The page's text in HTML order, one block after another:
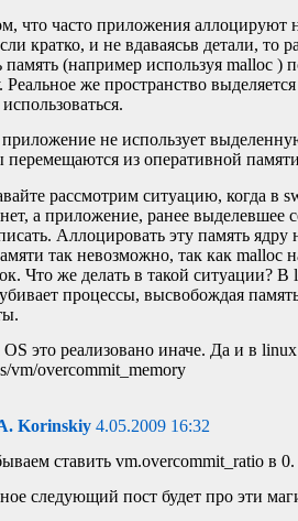
что часто приложения
кратко, и не вдаваясьв детали, то
память (например используя malloc )
Реальное же пространство
не использует
перемещаются из оперативной
рассмотрим ситуацию, когда в
а приложение, ранее выделевшее
Аллоцировать эту память
так невозможно, так как malloc
Что же делать в такой ситуации? В
процессы, высвобождая
OS это реализовано иначе. Да и в
vm/overcommit_memory
Korinskiy 4.05.2009 16:32
ставить vm.overcommit_ratio в 0.
следующий пост будет про эти